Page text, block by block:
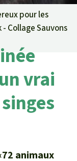
tropicale
pour les
Collage Sauvons
vrai
animaux